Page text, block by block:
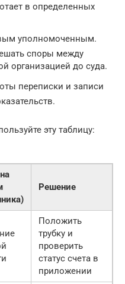
в определенных
уполномоченным.
споры между
организацией до суда.
переписки и записи
эту таблицу:
Решение
Положить
трубку и
проверить
статус счета в
приложении